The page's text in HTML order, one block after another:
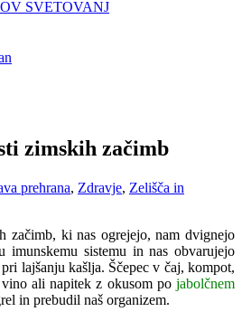
SVETOVANJ
zimskih začimb
prehrana, Zdravje, Zelišča in
začimb, ki nas ogrejejo, nam dvignejo
imunskemu sistemu in nas obvarujejo
lajšanju kašlja. Ščepec v čaj, kompot,
ali napitek z okusom pojabolčnem
in prebudil naš organizem.